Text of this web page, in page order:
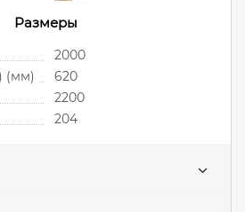
Размеры
2000
(мм)
620
2200
204